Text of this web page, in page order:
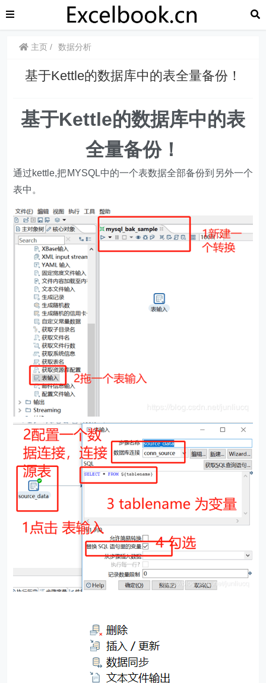
主页 数据分析
基于Kettle的数据库中的表全量备份！
​​基于Kettle的数据库中的表
全量备份！
通过kettle,把MYSQL中的一个表数据全部备份到另外一个
表中。